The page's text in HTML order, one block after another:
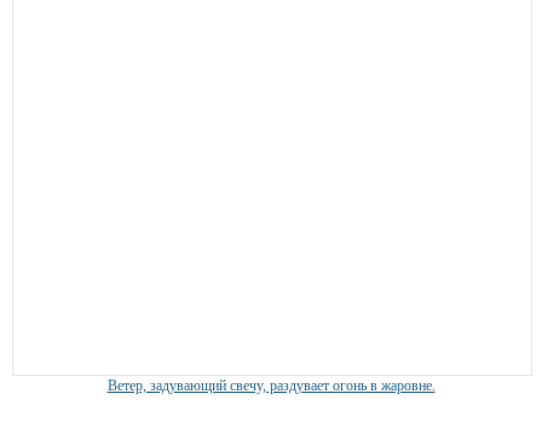
Ветер, задувающий свечу, раздувает огонь в жаровне.